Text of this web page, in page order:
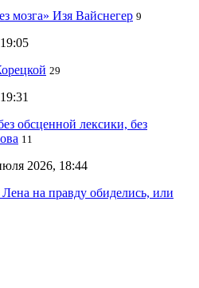
мозга» Изя Вайснегер 9
29
обсценной лексики, без
11
2026, 18:44
на правду обиделись, или